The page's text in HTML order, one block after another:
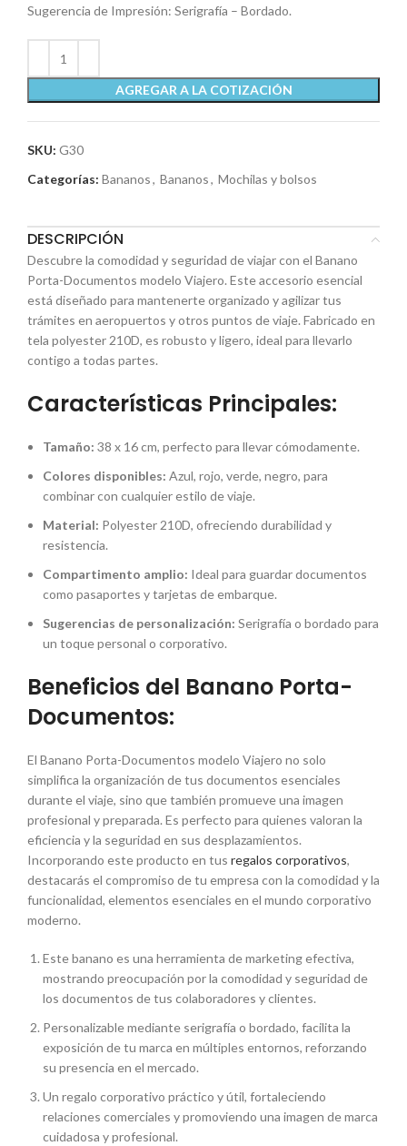
Sugerencia de Impresión: Serigrafía – Bordado.
AGREGAR A LA COTIZACIÓN
SKU: G30
Categorías: Bananos, Bananos, Mochilas y bolsos
DESCRIPCIÓN
Descubre la comodidad y seguridad de viajar con el Banano
Porta-Documentos modelo Viajero. Este accesorio esencial
está diseñado para mantenerte organizado y agilizar tus
trámites en aeropuertos y otros puntos de viaje. Fabricado en
tela polyester 210D, es robusto y ligero, ideal para llevarlo
contigo a todas partes.
Características Principales:
Tamaño: 38 x 16 cm, perfecto para llevar cómodamente.
Colores disponibles: Azul, rojo, verde, negro, para
combinar con cualquier estilo de viaje.
Material: Polyester 210D, ofreciendo durabilidad y
resistencia.
Compartimento amplio: Ideal para guardar documentos
como pasaportes y tarjetas de embarque.
Sugerencias de personalización: Serigrafía o bordado para
un toque personal o corporativo.
Beneficios del Banano Porta-
Documentos:
El Banano Porta-Documentos modelo Viajero no solo
simplifica la organización de tus documentos esenciales
durante el viaje, sino que también promueve una imagen
profesional y preparada. Es perfecto para quienes valoran la
eficiencia y la seguridad en sus desplazamientos.
Incorporando este producto en tus regalos corporativos,
destacarás el compromiso de tu empresa con la comodidad y la
funcionalidad, elementos esenciales en el mundo corporativo
moderno.
Este banano es una herramienta de marketing efectiva,
mostrando preocupación por la comodidad y seguridad de
los documentos de tus colaboradores y clientes.
Personalizable mediante serigrafía o bordado, facilita la
exposición de tu marca en múltiples entornos, reforzando
su presencia en el mercado.
Un regalo corporativo práctico y útil, fortaleciendo
relaciones comerciales y promoviendo una imagen de marca
cuidadosa y profesional.